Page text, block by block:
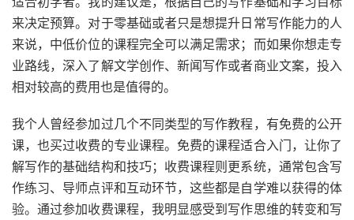
来决定预算。对于零基础或者只是想提升日常写作能力的人
来说，中低价位的课程完全可以满足需求；而如果你想走专
业路线，深入了解文学创作、新闻写作或者商业文案，投入
相对较高的费用也是值得的。
我个人曾经参加过几个不同类型的写作教程，有免费的公开
课，也买过收费的专业课程。免费的课程适合入门，让你了
解写作的基础结构和技巧；收费课程则更系统，通常包含写
作练习、导师点评和互动环节，这些都是自学难以获得的体
验。通过参加收费课程，我明显感受到写作思维的转变和写